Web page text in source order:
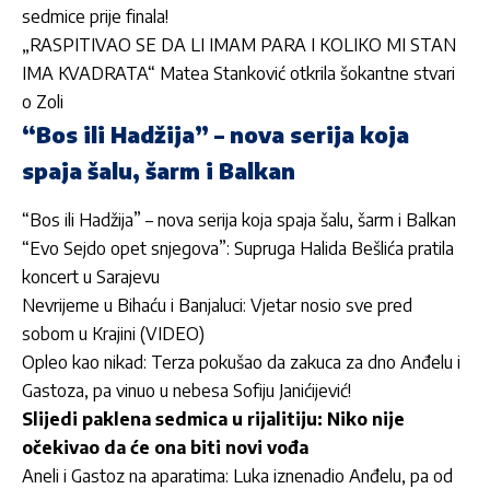
sedmice prije finala!
„RASPITIVAO SE DA LI IMAM PARA I KOLIKO MI STAN
IMA KVADRATA“ Matea Stanković otkrila šokantne stvari
o Zoli
“Bos ili Hadžija” – nova serija koja
spaja šalu, šarm i Balkan
“Bos ili Hadžija” – nova serija koja spaja šalu, šarm i Balkan
“Evo Sejdo opet snjegova”: Supruga Halida Bešlića pratila
koncert u Sarajevu
Nevrijeme u Bihaću i Banjaluci: Vjetar nosio sve pred
sobom u Krajini (VIDEO)
Opleo kao nikad: Terza pokušao da zakuca za dno Anđelu i
Gastoza, pa vinuo u nebesa Sofiju Janićijević!
Slijedi paklena sedmica u rijalitiju: Niko nije
očekivao da će ona biti novi vođa
Aneli i Gastoz na aparatima: Luka iznenadio Anđelu, pa od